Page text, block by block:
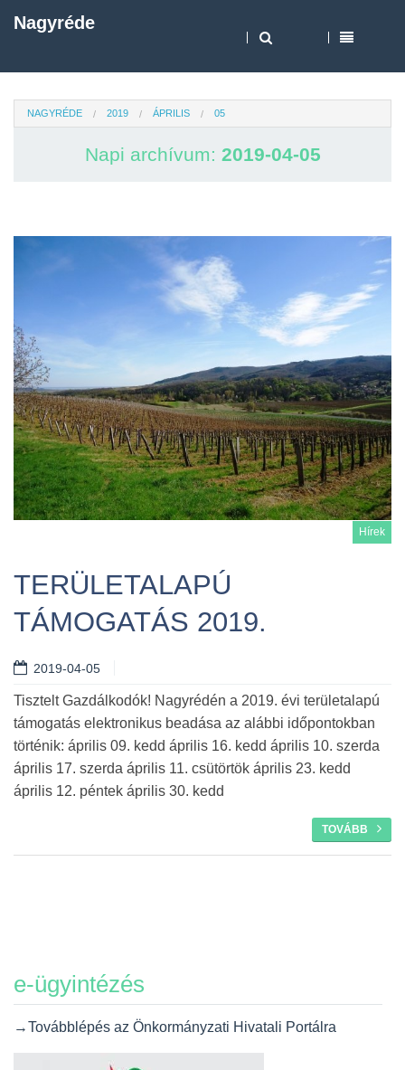
Nagyréde
NAGYRÉDE 2019 ÁPRILIS 05
Napi archívum: 2019-04-05
Hírek
TERÜLETALAPÚ
TÁMOGATÁS 2019.
2019-04-05
Tisztelt Gazdálkodók! Nagyrédén a 2019. évi területalapú
támogatás elektronikus beadása az alábbi időpontokban
történik: április 09. kedd április 16. kedd április 10. szerda
április 17. szerda április 11. csütörtök április 23. kedd
április 12. péntek április 30. kedd
TOVÁBB
e-ügyintézés
→Továbblépés az Önkormányzati Hivatali Portálra